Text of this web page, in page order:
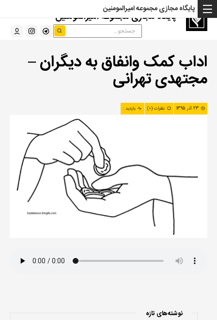
پایگاه مجازی مجموعه امیرالمومنین
پایگاه مجازی مجموعه امیرالمومنین
اداب کمک وانفاق به دیگران –
مجتهدی تهرانی
23 آذر 1395 نظرات (0) بازدید :
نوشته‌های تازه